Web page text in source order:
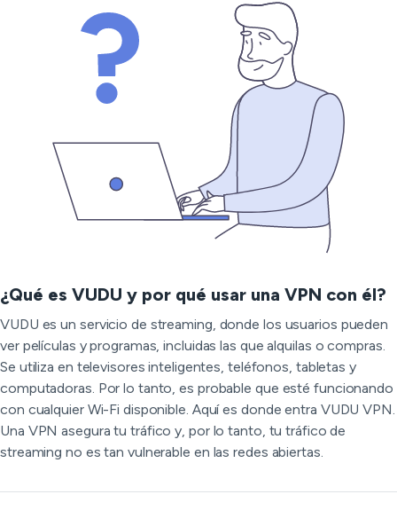
¿Qué es VUDU y por qué usar una VPN con él?
VUDU es un servicio de streaming, donde los usuarios pueden
ver películas y programas, incluidas las que alquilas o compras.
Se utiliza en televisores inteligentes, teléfonos, tabletas y
computadoras. Por lo tanto, es probable que esté funcionando
con cualquier Wi-Fi disponible. Aquí es donde entra VUDU VPN.
Una VPN asegura tu tráfico y, por lo tanto, tu tráfico de
streaming no es tan vulnerable en las redes abiertas.